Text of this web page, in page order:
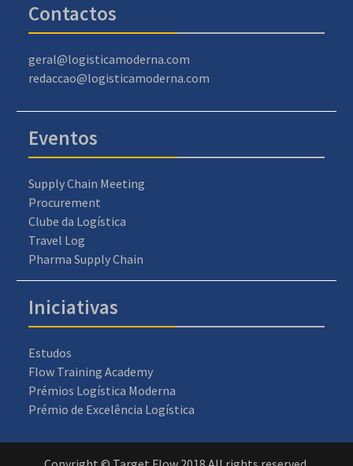
Contactos
geral@logisticamoderna.com
redaccao@logisticamoderna.com
Eventos
Supply Chain Meeting
Procurement
Clube da Logística
Travel Log
Pharma Supply Chain
Iniciativas
Estudos
Flow Training Academy
Prémios Logística Moderna
Prémio de Excelência Logística